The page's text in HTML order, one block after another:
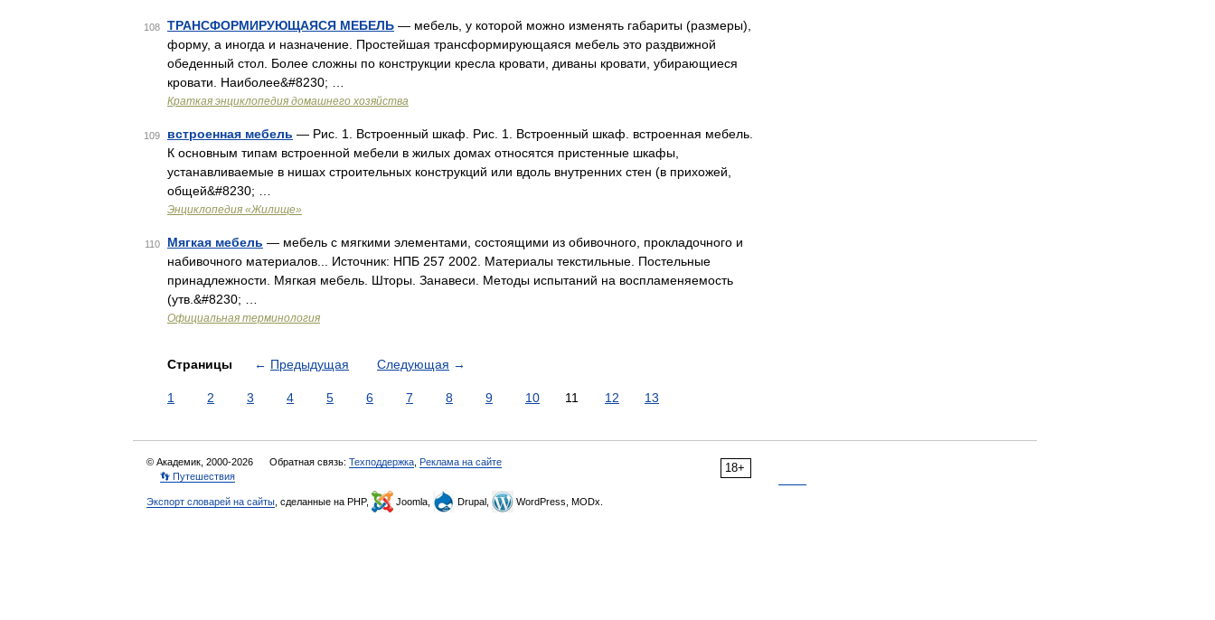
108 ТРАНСФОРМИРУЮЩАЯСЯ МЕБЕЛЬ — мебель, у которой можно изменять габариты (размеры),
форму, а иногда и назначение. Простейшая трансформирующаяся мебель это раздвижной
обеденный стол. Более сложны по конструкции кресла кровати, диваны кровати, убирающиеся
кровати. Наиболее&#8230; …
Краткая энциклопедия домашнего хозяйства
109 встроенная мебель — Рис. 1. Встроенный шкаф. Рис. 1. Встроенный шкаф. встроенная мебель.
К основным типам встроенной мебели в жилых домах относятся пристенные шкафы,
устанавливаемые в нишах строительных конструкций или вдоль внутренних стен (в прихожей,
общей&#8230; …
Энциклопедия «Жилище»
110 Мягкая мебель — мебель с мягкими элементами, состоящими из обивочного, прокладочного и
набивочного материалов... Источник: НПБ 257 2002. Материалы текстильные. Постельные
принадлежности. Мягкая мебель. Шторы. Занавеси. Методы испытаний на воспламеняемость
(утв.&#8230; …
Официальная терминология
Страницы ← Предыдущая Следующая →
1 2 3 4 5 6 7 8 9 10 11 12 13
18+
© Академик, 2000-2026 Обратная связь: Техподдержка Реклама на сайте
👣 Путешествия
Экспорт словарей на сайты , сделанные на PHP, Joomla, Drupal, WordPress, MODx.